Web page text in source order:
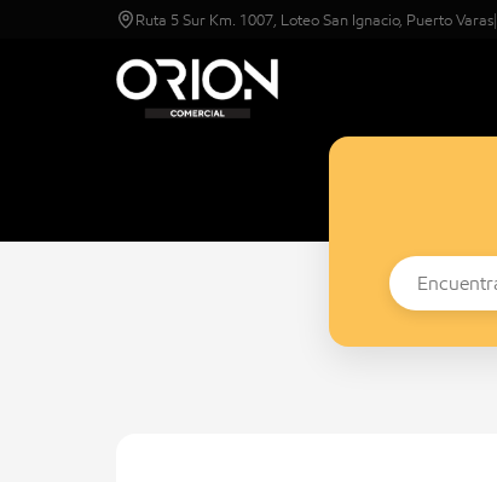
Ruta 5 Sur Km. 1007, Loteo San Ignacio, Puerto Varas|